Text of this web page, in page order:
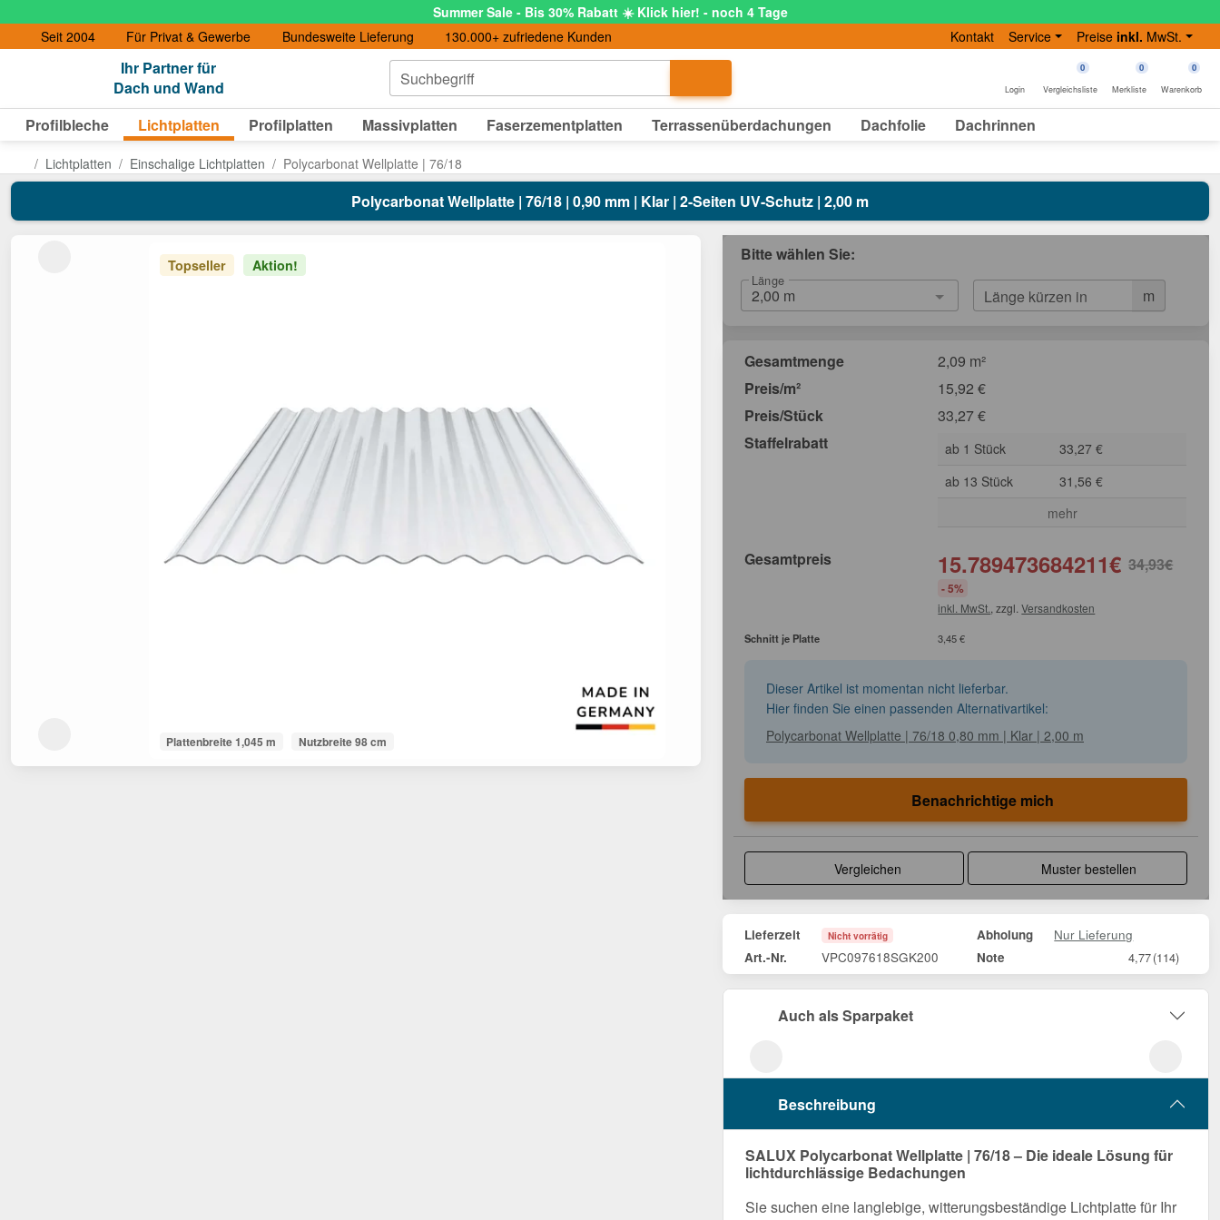
Summer Sale - Bis 30% Rabatt ☀️ Klick hier! - noch 4 Tage
Seit 2004
Für Privat & Gewerbe Bundesweite Lieferung 130.000+ zufriedene Kunden Kontakt Service Preise inkl. MwSt.
Ihr Partner für
Dach und Wand
Suchbegriff
Login
0
Vergleichsliste
0
Merkliste
0
Warenkorb
Profilbleche Lichtplatten Profilplatten Massivplatten Faserzementplatten Terrassenüberdachungen Dachfolie Dachrinnen
Lichtplatten Einschalige Lichtplatten Polycarbonat Wellplatte | 76/18
Polycarbonat Wellplatte | 76/18 | 0,90 mm | Klar | 2-Seiten UV-Schutz | 2,00 m
Topseller Aktion!
Plattenbreite 1,045 m Nutzbreite 98 cm
Bitte wählen Sie:
Länge
m
Länge kürzen in
Gesamtmenge
2,09 m²
Preis/m²
15,92 €
Preis/Stück
33,27€
Staffelrabatt
ab 1 Stück
33,27 €
ab 13 Stück
31,56 €
mehr
Gesamtpreis 15.789473684211€ 34,93€
- 5%
inkl. MwSt. , zzgl.Versandkosten
Schnitt je Platte 3,45 €
Dieser Artikel ist momentan nicht lieferbar.
Hier finden Sie einen passenden Alternativartikel:
Polycarbonat Wellplatte | 76/18 0,80 mm | Klar | 2,00 m
Benachrichtige mich
Vergleichen Muster bestellen
Lieferzeit Nicht vorrätig Abholung Nur Lieferung
Art.-Nr. VPC097618SGK200 Note 4,77(114)
Auch als Sparpaket
Beschreibung
SALUX Polycarbonat Wellplatte | 76/18 – Die ideale Lösung für
lichtdurchlässige Bedachungen
Sie suchen eine langlebige, witterungsbeständige Lichtplatte für Ihr